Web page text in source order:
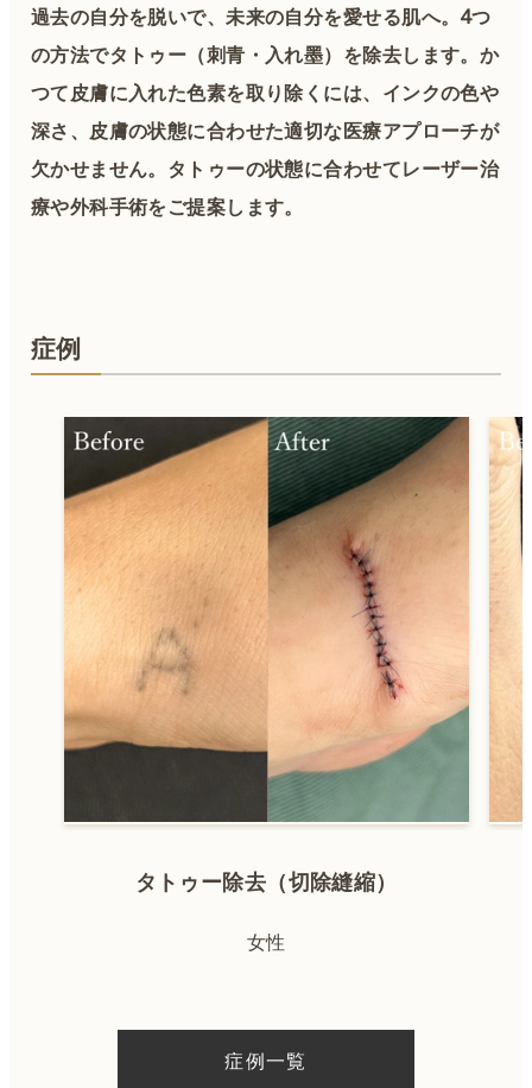
過去の自分を脱いで、未来の自分を愛せる肌へ。4つ
の方法でタトゥー（刺青・入れ墨）を除去します。か
つて皮膚に入れた色素を取り除くには、インクの色や
深さ、皮膚の状態に合わせた適切な医療アプローチが
欠かせません。タトゥーの状態に合わせてレーザー治
療や外科手術をご提案します。
症例
タトゥー除去（切除縫縮）
女性
症例一覧